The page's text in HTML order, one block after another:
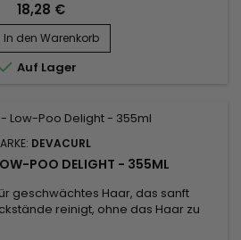
sich...
18,28 €
In den Warenkorb
 Auf Lager
DEVACURL
POO DELIGHT - 355ML
geschwächtes Haar, das sanft
reinigt, ohne das Haar zu